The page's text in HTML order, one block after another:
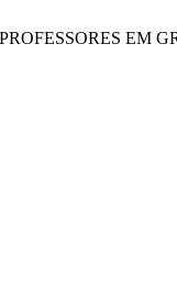
PROFESSORES